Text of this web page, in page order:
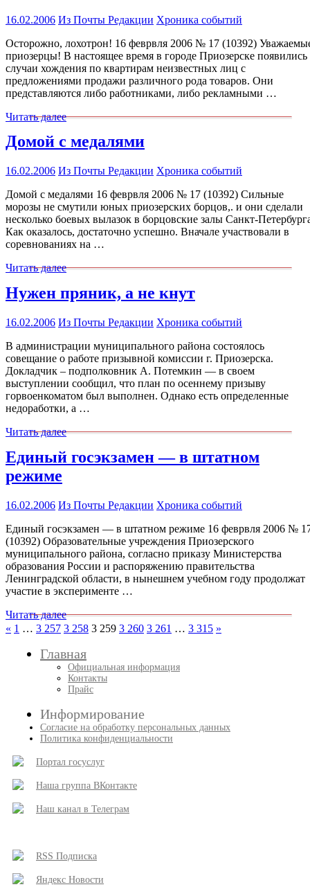
16.02.2006 Из Почты Редакции Хроника событий
Осторожно, лохотрон! 16 феврвля 2006 № 17 (10392)
приозерцы! В настоящее время в городе Приозерске появились
случаи хождения по квартирам неизвестных лиц с
предложениями продажи различного рода товаров. Они
представляются либо работниками, либо рекламными …
Читать далее
Домой с медалями
16.02.2006 Из Почты Редакции Хроника событий
Домой с медалями 16 феврвля 2006 № 17 (10392) Сильные
морозы не смутили юных приозерских борцов,. и они сделали
несколько боевых вылазок в борцовские залы Санкт-
Как оказалось, достаточно успешно. Вначале участвовали в
соревнованиях на …
Читать далее
Нужен пряник, а не кнут
16.02.2006 Из Почты Редакции Хроника событий
В администрации муниципального района состоялось
совещание о работе призывной комиссии г. Приозерска.
Докладчик – подполковник А. Потемкин — в своем
выступлении сообщил, что план по осеннему призыву
горвоенкоматом был выполнен. Однако есть определенные
недоработки, а …
Читать далее
Единый госэкзамен — в штатном
режиме
16.02.2006 Из Почты Редакции Хроника событий
Единый госэкзамен — в штатном режиме 16 феврвля 2006 №
(10392) Образовательные учреждения Приозерского
муниципального района, согласно приказу Министерства
образования России и распоряжению правительства
Ленинградской области, в нынешнем учебном году продолжат
участие в эксперименте …
Читать далее
Пагинация
записей
« Пред.
1 … 3 257 3 258 3 259 3 260 3 261 … 3 315 След.
»
Главная
Официальная информация
Контакты
Прайс
Информирование
Согласие на обработку персональных данных
Политика конфиденциальности
Портал госуслуг
Наша группа ВКонтакте
Наш канал в Телеграм
RSS Подписка
Яндекс Новости